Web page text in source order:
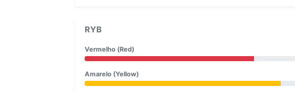
RYB
Vermelho (Red)
Amarelo (Yellow)